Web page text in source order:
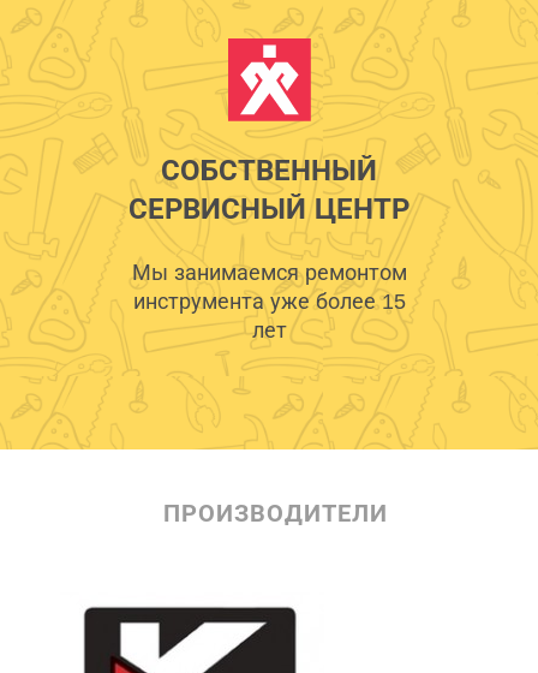
СОБСТВЕННЫЙ
СЕРВИСНЫЙ ЦЕНТР
Мы занимаемся ремонтом
инструмента уже более 15
лет
ПРОИЗВОДИТЕЛИ